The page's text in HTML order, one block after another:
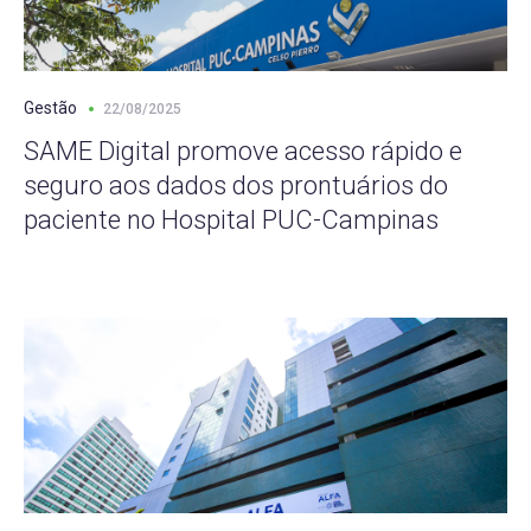
Gestão 22/08/2025
SAME Digital promove acesso rápido e
seguro aos dados dos prontuários do
paciente no Hospital PUC-Campinas